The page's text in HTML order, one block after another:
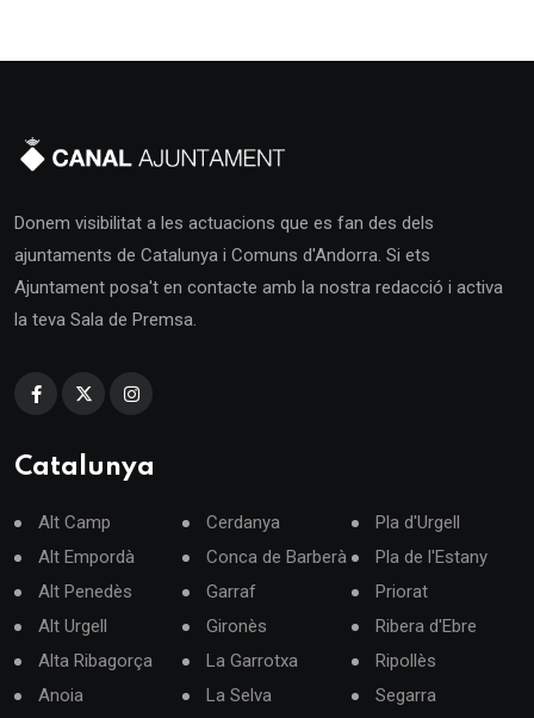
Donem visibilitat a les actuacions que es fan des dels
ajuntaments de Catalunya i Comuns d'Andorra. Si ets
Ajuntament posa't en contacte amb la nostra redacció i activa
la teva Sala de Premsa.
Catalunya
Alt Camp
Alt Empordà
Alt Penedès
Alt Urgell
Alta Ribagorça
Anoia
Cerdanya
Conca de Barberà
Garraf
Gironès
La Garrotxa
La Selva
Pla d'Urgell
Pla de l'Estany
Priorat
Ribera d'Ebre
Ripollès
Segarra